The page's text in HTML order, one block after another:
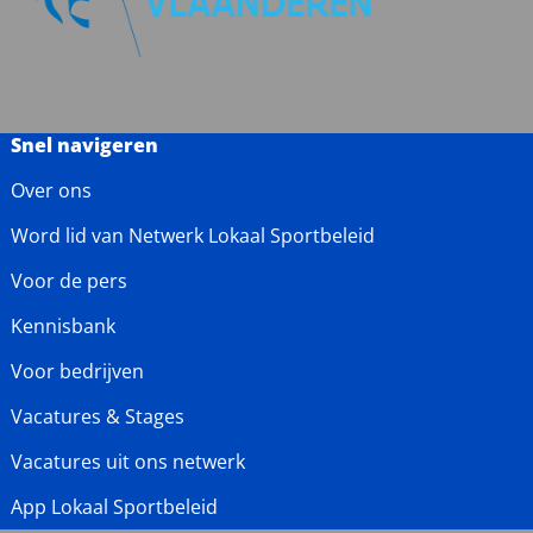
Snel navigeren
Over ons
Word lid van Netwerk Lokaal Sportbeleid
Voor de pers
Kennisbank
Voor bedrijven
Vacatures & Stages
Vacatures uit ons netwerk
App Lokaal Sportbeleid